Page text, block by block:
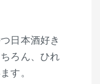
日本酒好き
ろん、ひれ
す。